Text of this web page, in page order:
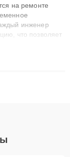
на ремонте
инженер
что позволяет
мастера